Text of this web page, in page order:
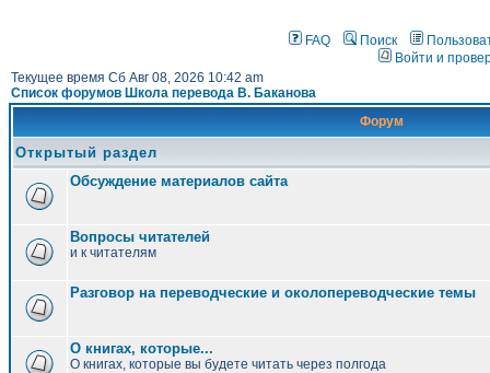
FAQ Поиск
Войти и
Текущее время Сб Авг 08, 2026 10:42 am
Список форумов Школа перевода В. Баканова
Форум
Открытый раздел
Обсуждение материалов сайта
Вопросы читателей
и к читателям
Разговор на переводческие и околопереводческие темы
О книгах, которые...
О книгах, которые вы будете читать через полгода